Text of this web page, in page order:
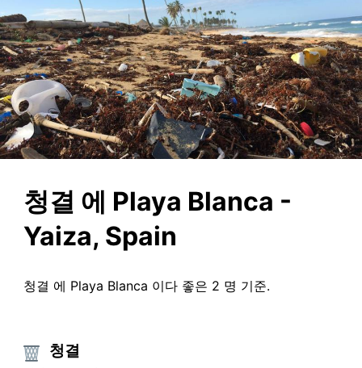
청결 에 Playa Blanca -
Yaiza, Spain
청결 에 Playa Blanca 이다 좋은 2 명 기준.
청결